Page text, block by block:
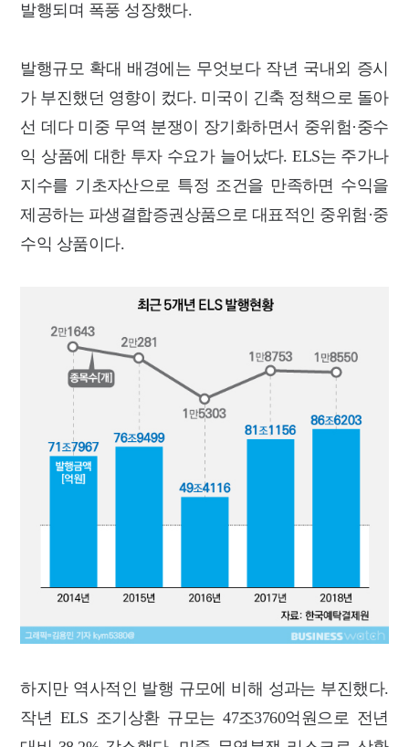
발행되며 폭풍 성장했다.
발행규모 확대 배경에는 무엇보다 작년 국내외 증시
가 부진했던 영향이 컸다. 미국이 긴축 정책으로 돌아
선 데다 미중 무역 분쟁이 장기화하면서 중위험·중수
익 상품에 대한 투자 수요가 늘어났다. ELS는 주가나
지수를 기초자산으로 특정 조건을 만족하면 수익을
제공하는 파생결합증권상품으로 대표적인 중위험·중
수익 상품이다.
하지만 역사적인 발행 규모에 비해 성과는 부진했다.
작년 ELS 조기상환 규모는 47조3760억원으로 전년